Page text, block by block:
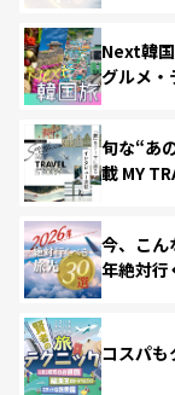
Next韓
グルメ・
旬な“あ
載 MY
今、こん
年絶対行
コスパ